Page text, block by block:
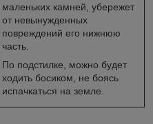
маленьких камней, убережет
от невынужденных
повреждений его нижнюю
часть.
По подстилке, можно будет
ходить босиком, не боясь
испачкаться на земле.